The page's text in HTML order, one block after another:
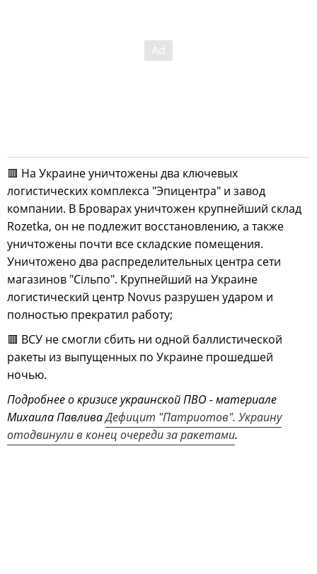
🟥 На Украине уничтожены два ключевых
логистических комплекса "Эпицентра" и завод
компании. В Броварах уничтожен крупнейший склад
Rozetka, он не подлежит восстановлению, а также
уничтожены почти все складские помещения.
Уничтожено два распределительных центра сети
магазинов "Сiльпо". Крупнейший на Украине
логистический центр Novus разрушен ударом и
полностью прекратил работу;
🟥 ВСУ не смогли сбить ни одной баллистической
ракеты из выпущенных по Украине прошедшей
ночью.
Подробнее о кризисе украинской ПВО - материале
Михаила ПавливаДефицит "Патриотов". Украину
отодвинули в конец очереди за ракетами.